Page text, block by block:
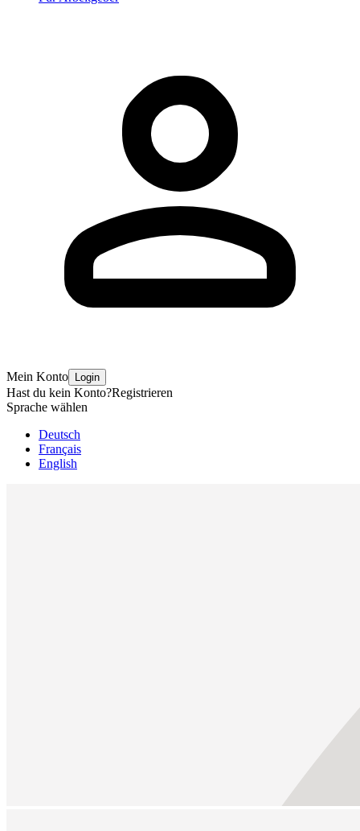
Mein Konto Login
Hast du kein Konto?Registrieren
Sprache wählen
Deutsch
Français
English